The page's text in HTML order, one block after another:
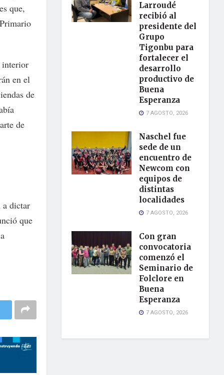
que,
interior
en el
de
de
a dictar
que
Larroudé
recibió al
presidente del
Grupo
Tigonbu para
fortalecer el
desarrollo
productivo de
Buena
Esperanza
7 AGOSTO, 2026
Naschel fue
sede de un
encuentro de
Newcom con
equipos de
distintas
localidades
7 AGOSTO, 2026
Con gran
convocatoria
comenzó el
Seminario de
Folclore en
Buena
Esperanza
7 AGOSTO, 2026